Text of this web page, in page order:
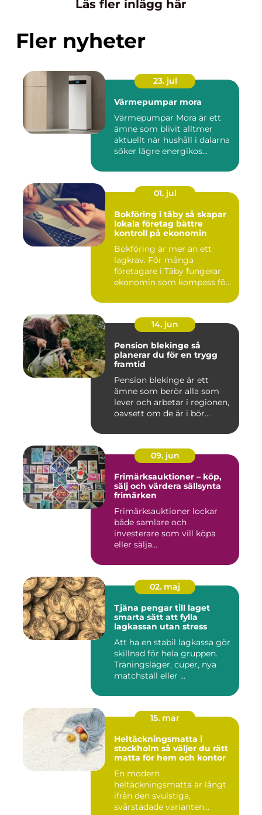
Läs fler inlägg här
Fler nyheter
23. jul
Värmepumpar mora
Värmepumpar Mora är ett
ämne som blivit alltmer
aktuellt när hushåll i dalarna
söker lägre energikos...
01. jul
Bokföring i täby så skapar
lokala företag bättre
kontroll på ekonomin
Bokföring är mer än ett
lagkrav. För många
företagare i Täby fungerar
ekonomin som kompass för
14. jun
Pension blekinge så
planerar du för en trygg
framtid
Pension blekinge är ett
ämne som berör alla som
lever och arbetar i regionen,
oavsett om de är i bör...
09. jun
Frimärksauktioner – köp,
sälj och värdera sällsynta
frimärken
Frimärksauktioner lockar
både samlare och
investerare som vill köpa
eller sälja...
02. maj
Tjäna pengar till laget
smarta sätt att fylla
lagkassan utan stress
Att ha en stabil lagkassa gör
skillnad för hela gruppen.
Träningsläger, cuper, nya
matchställ eller ...
15. mar
Heltäckningsmatta i
stockholm så väljer du rätt
matta för hem och kontor
En modern
heltäckningsmatta är långt
ifrån den svulstiga,
svårstädade varianten